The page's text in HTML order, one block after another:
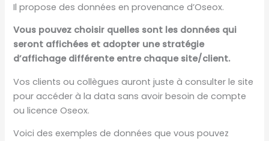
Il propose des données en provenance d’Oseox.
Vous pouvez choisir quelles sont les données qui
seront affichées et adopter une stratégie
d’affichage différente entre chaque site/client.
Vos clients ou collègues auront juste à consulter le site
pour accéder à la data sans avoir besoin de compte
ou licence Oseox.
Voici des exemples de données que vous pouvez